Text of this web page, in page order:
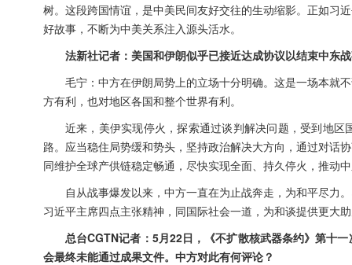
树。这段跨国情谊，是中美民间友好交往的生动缩影。正如习
好故事，不断为中美关系注入源头活水。
法新社记者：美国和伊朗似乎已接近达成协议以结束中东
毛宁：中方在伊朗局势上的立场十分明确。这是一场本就
方有利，也对地区各国和整个世界有利。
近来，美伊实现停火，探索通过谈判解决问题，受到地
路。应当稳住局势缓和势头，坚持政治解决大方向，通过对话
同维护全球产供链稳定畅通，尽快实现全面、持久停火，推动
自从战事爆发以来，中方一直在为止战奔走，为和平尽力
习近平主席四点主张精神，同国际社会一道，为和谈提供更大
总台CGTN记者：5月22日，《不扩散核武器条约》第十
会最终未能通过成果文件。中方对此有何评论？